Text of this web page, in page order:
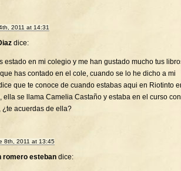
2011 at 14:31
dice:
estado en mi colegio y me han gustado mucho tus
has contado en el cole, cuando se lo he dicho a mi
que te conoce de cuando estabas aqui en Riotinto
ella se llama Camelia Castaño y estaba en el curso con
¿te acuerdas de ella?
8th, 2011 at 13:45
romero esteban dice: